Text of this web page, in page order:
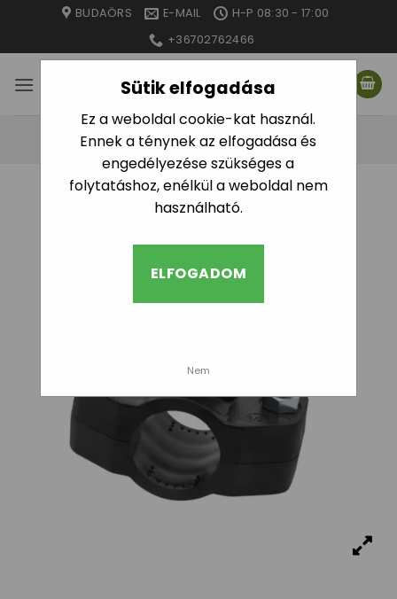
Sütik elfogadása
Ez a weboldal cookie-kat használ.
Ennek a ténynek az elfogadása és
engedélyezése szükséges a
folytatáshoz, enélkül a weboldal nem
használható.
ELFOGADOM
Nem
content
BUDAÖRS E-MAIL
H-P 08:30 - 17:00
+36702762466